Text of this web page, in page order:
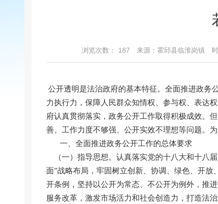
浏览次数： 187 来源：霍邱县临淮岗镇
公开透明是法治政府的基本特征。全面推进政务
力执行力，保障人民群众知情权、参与权、表达
府认真贯彻落实，政务公开工作取得积极成效。
善、工作力度不够强、公开实效不理想等问题。
一、全面推进政务公开工作的总体要求
（一）指导思想。认真落实党的十八大和十八
面”战略布局，牢固树立创新、协调、绿色、开
开条例，坚持以公开为常态、不公开为例外，推
服务改革，激发市场活力和社会创造力，打造法